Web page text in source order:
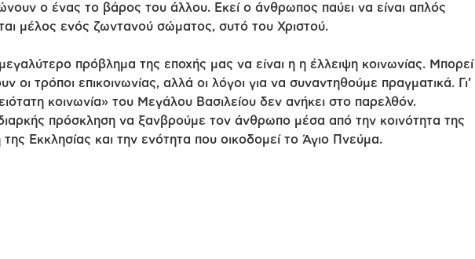
ο ένας το βάρος του άλλου. Εκεί ο άνθρωπος παύει να είναι απλός
μέλος ενός ζωντανού σώματος, συτό του Χριστού.
πρόβλημα της εποχής μας να είναι η η έλλειψη κοινωνίας. Μπορεί
οι τρόποι επικοινωνίας, αλλά οι λόγοι για να συναντηθούμε πραγματικά. Γι’
κοινωνία» του Μεγάλου Βασιλείου δεν ανήκει στο παρελθόν.
πρόσκληση να ξανβρούμε τον άνθρωπο μέσα από την κοινότητα της
Εκκλησίας και την ενότητα που οικοδομεί το Άγιο Πνεύμα.